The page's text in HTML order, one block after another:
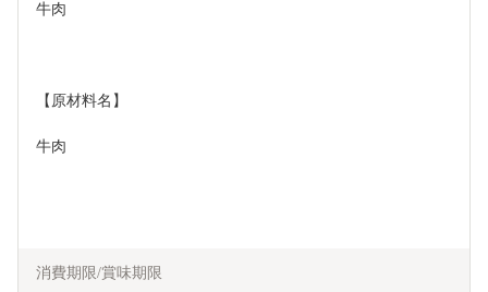
牛肉
【原材料名】
牛肉
消費期限/賞味期限